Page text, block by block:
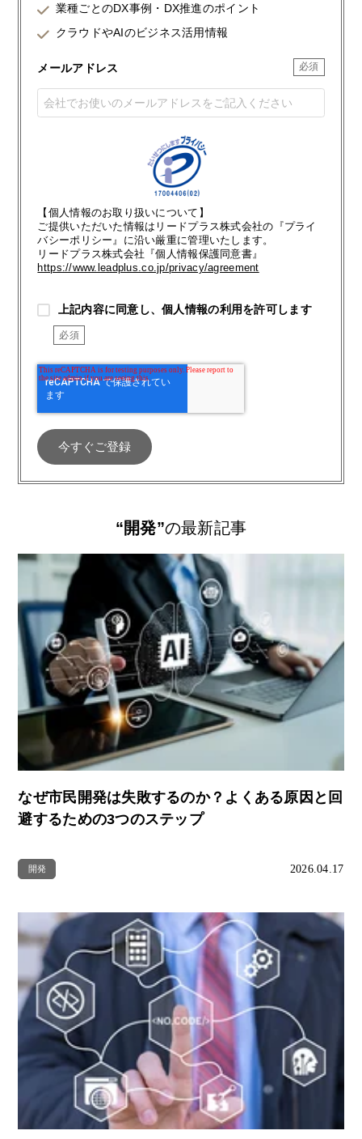
業種ごとのDX事例・DX推進のポイント
クラウドやAIのビジネス活用情報
メールアドレス
【個人情報のお取り扱いについて】
ご提供いただいた情報はリードプラス株式会社の『プライ
バシーポリシー』に沿い厳重に管理いたします。
リードプラス株式会社『個人情報保護同意書』
https://www.leadplus.co.jp/privacy/agreement
上記内容に同意し、個人情報の利用を許可します
“開発”の最新記事
なぜ市民開発は失敗するのか？よくある原因と回
避するための3つのステップ
開発 2026.04.17